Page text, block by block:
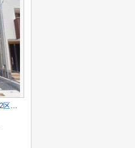
東大阪市南上小阪 【1号地/全2区画】